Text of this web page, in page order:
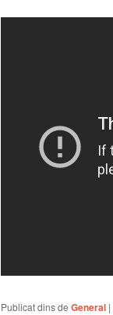
Publicat dins de General |